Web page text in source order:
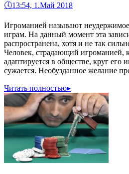
🕔13:54, 1.Май 2018
Игроманией называют
играм. На данный момент эта
распространена, хотя и не так
Человек, страдающий игроманией,
адаптируется в обществе, круг его
сужается. Необузданное желание
Читать полностью▸